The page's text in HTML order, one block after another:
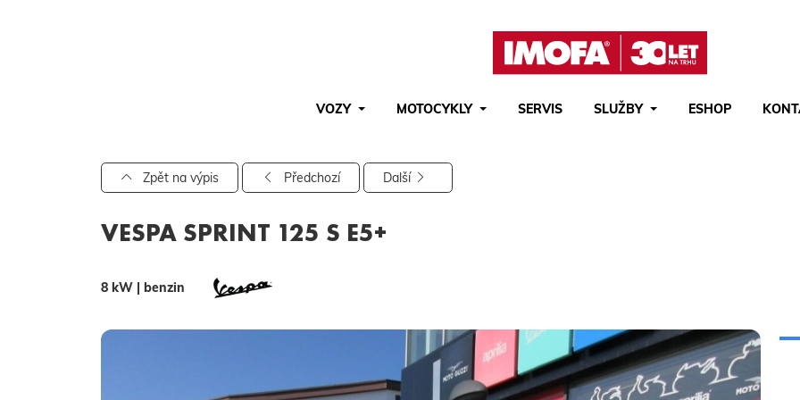
VOZY MOTOCYKLY SERVIS SLUŽBY ESHOP
Pro vyhledávání zadejte alespoň 3 znaky.
Zpět na výpis Předchozí Další
VESPA SPRINT 125 S E5+
8 kW | benzin